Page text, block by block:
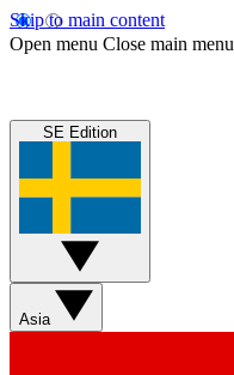
Skip to main content
Open menu Close main menu
SE Edition
Asia